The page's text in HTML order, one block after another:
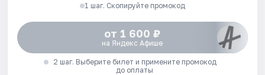
1 шаг. Скопируйте промокод
от 1 600 ₽
на Яндекс Афише
2 шаг. Выберите билет и примените промокод
до оплаты